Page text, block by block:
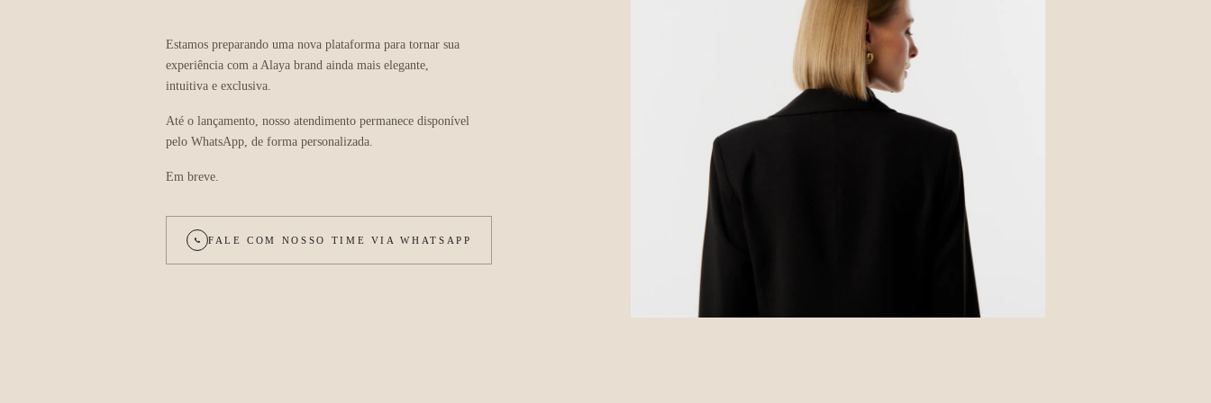
Estamos preparando uma nova plataforma para tornar sua
experiência com a Alaya brand ainda mais elegante,
intuitiva e exclusiva.
Até o lançamento, nosso atendimento permanece disponível
pelo WhatsApp, de forma personalizada.
Em breve.
FALE COM NOSSO TIME VIA WHATSAPP